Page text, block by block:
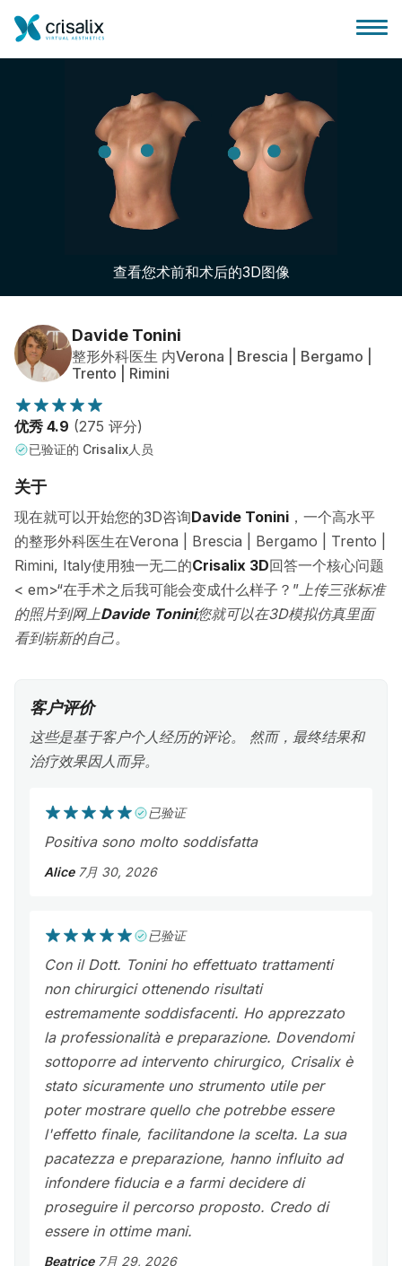
外科医生之家
客户评价
查看您术前和术后的3D图像
Davide Tonini
整形外科医生 内Verona | Brescia | Bergamo |
Trento | Rimini
优秀 4.9 (275 评分)
已验证的 Crisalix人员
关于
现在就可以开始您的3D咨询Davide Tonini ，一个高水平
的整形外科医生在Verona | Brescia | Bergamo | Trento |
Rimini, Italy使用独一无二的Crisalix 3D回答一个核心问题
< em>“在手术之后我可能会变成什么样子？” 上传三张标准
的照片到网上Davide Tonini您就可以在3D模拟仿真里面
看到崭新的自己。
客户评价
这些是基于客户个人经历的评论。 然而，最终结果和
治疗效果因人而异。
已验证
Positiva sono molto soddisfatta
Alice 7月 30, 2026
已验证
Con il Dott. Tonini ho effettuato trattamenti
non chirurgici ottenendo risultati
estremamente soddisfacenti. Ho apprezzato
la professionalità e preparazione. Dovendomi
sottoporre ad intervento chirurgico, Crisalix è
stato sicuramente uno strumento utile per
poter mostrare quello che potrebbe essere
l'effetto finale, facilitandone la scelta. La sua
pacatezza e preparazione, hanno influito ad
infondere fiducia e a farmi decidere di
proseguire il percorso proposto. Credo di
essere in ottime mani.
Beatrice 7月 29, 2026